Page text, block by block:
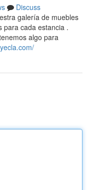
Discuss
galería de muebles
para cada estancia .
algo para